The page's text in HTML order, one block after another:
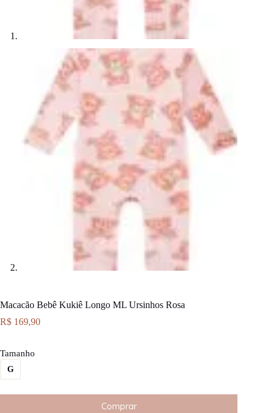
Macacão Bebê Kukiê Longo ML Ursinhos Rosa
R$ 169,90
Tamanho
G
Comprar